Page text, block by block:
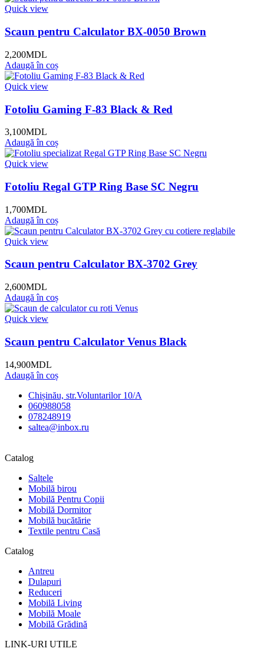
Quick view
Scaun pentru Calculator BX-0050 Brown
2,200MDL
Adaugă în coș
Quick view
Fotoliu Gaming F-83 Black & Red
3,100MDL
Adaugă în coș
Quick view
Fotoliu Regal GTP Ring Base SC Negru
1,700MDL
Adaugă în coș
Quick view
Scaun pentru Calculator BX-3702 Grey
2,600MDL
Adaugă în coș
Quick view
Scaun pentru Calculator Venus Black
14,900MDL
Adaugă în coș
Chișinău, str.Voluntarilor 10/A
060988058
078248919
saltea@inbox.ru
Catalog
Saltele
Mobilă birou
Mobilă Pentru Copii
Mobilă Dormitor
Mobilă bucătărie
Textile pentru Casă
Catalog
Antreu
Dulapuri
Reduceri
Mobilă Living
Mobilă Moale
Mobilă Grădină
LINK-URI UTILE